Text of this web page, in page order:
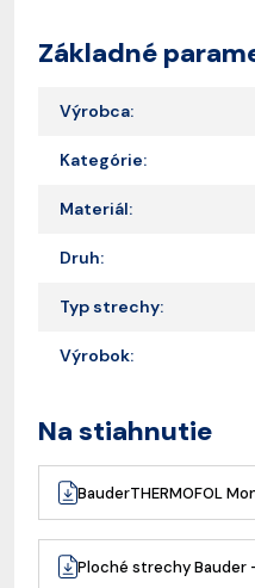
Základné
Výrobca:
Kategórie:
Materiál:
Druh:
Typ strechy:
Výrobok:
Na stiahnutie
BauderTHERMOFOL
Ploché strechy Bauder